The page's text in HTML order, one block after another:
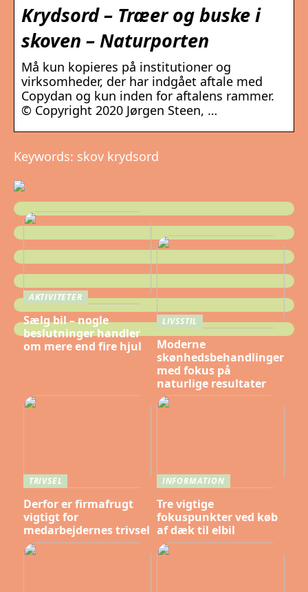
Krydsord – Træer og buske i
skoven – Naturporten
Må kun kopieres på institutioner og
virksomheder, der har indgået aftale med
Copydan og kun inden for aftalens rammer.
© Copyright 2020 Jørgen Steen, …
Keywords: skov krydsord
AKTIVITETER
Sælg bil – nogle
beslutninger handler
om mere end fire hjul
LIVSSTIL
Moderne
skønhedsbehandlinger
med fokus på
naturlige resultater
TRIVSEL
Derfor er firmafrugt
vigtigt for
medarbejdernes trivsel
INFORMATION
Tre vigtige
fokuspunkter ved køb
af dæk til elbil